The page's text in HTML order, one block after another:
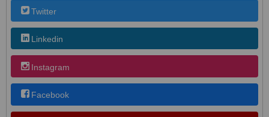
Twitter
Linkedin
Instagram
Facebook